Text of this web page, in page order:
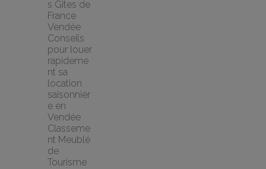
s Gites de
France
Vendée
Conseils
pour louer
rapideme
nt sa
location
saisonnièr
e en
Vendée
Classeme
nt Meublé
de
Tourisme